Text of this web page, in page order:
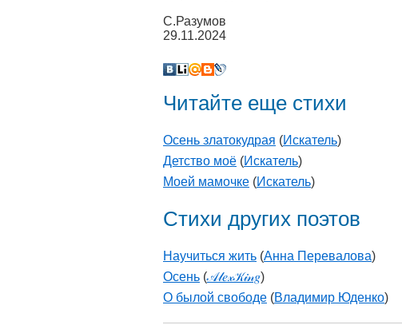
С.Разумов
29.11.2024
Читайте еще стихи
Осень златокудрая (Искатель)
Детство моё (Искатель)
Моей мамочке (Искатель)
Стихи других поэтов
Научиться жить (Анна Перевалова)
Осень (𝒜𝓁𝑒𝓍𝒦𝒾𝓃𝑔)
О былой свободе (Владимир Юденко)